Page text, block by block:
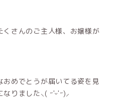
くさんのご主人様、お嬢様が
おめでとうが届いてる姿を見
りました‪⸜( ˶'ᵕ'˶)⸝